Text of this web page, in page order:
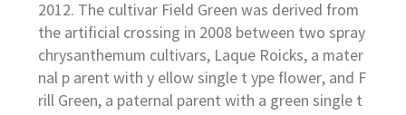
2012. The cultivar Field Green was derived from
the artificial crossing in 2008 between two spray
chrysanthemum cultivars, Laque Roicks, a mater
nal p arent with y ellow single t ype flower, and F
rill Green, a paternal parent with a green single t